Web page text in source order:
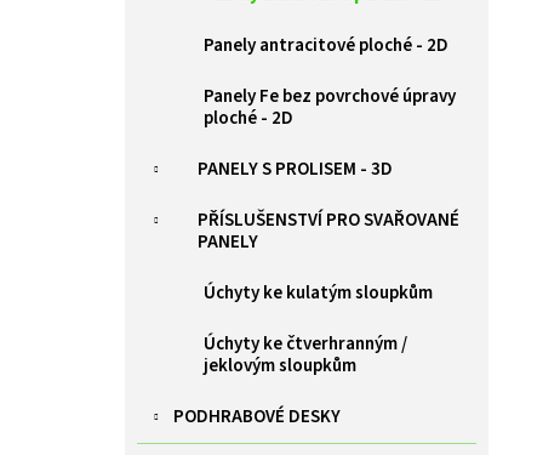
Panely antracitové ploché - 2D
Panely Fe bez povrchové úpravy
ploché - 2D
PANELY S PROLISEM - 3D
PŘÍSLUŠENSTVÍ PRO SVAŘOVANÉ
PANELY
Úchyty ke kulatým sloupkům
Úchyty ke čtverhranným /
jeklovým sloupkům
PODHRABOVÉ DESKY
FAB V. 1980 MM